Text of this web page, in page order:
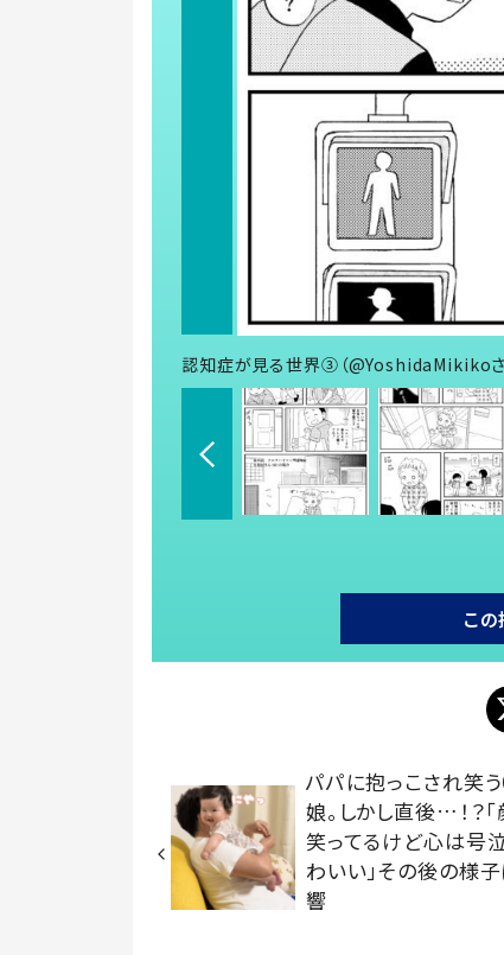
認知症が見る世界③（@YoshidaMikikoさ
こ
パパに抱っこされ笑
娘。しかし直後…！？
笑ってるけど心は号泣
わいい」その後の様
響